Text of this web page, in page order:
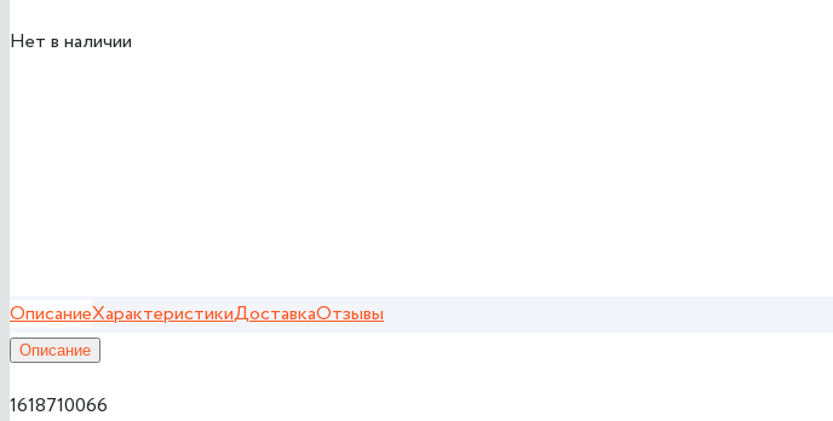
Нет в наличии
ОписаниеХарактеристикиДоставкаОтзывы
Описание
1618710066